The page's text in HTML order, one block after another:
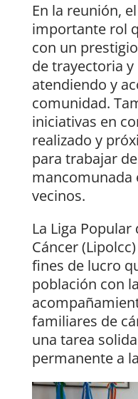
En la reunión,
importante rol
con un
de trayectoria
atendiendo y
comunidad.
iniciativas en
realizado y
para trabajar
mancomunada
vecinos.
La Liga
Cáncer
fines de lucro
población con
familiares de
una tarea
permanente a